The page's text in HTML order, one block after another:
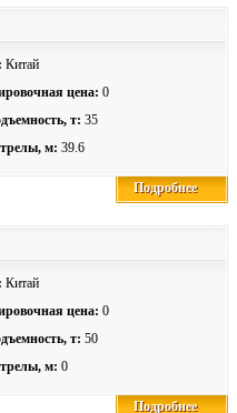
Китай
цена: 0
т: 35
м: 39.6
Подробнее
Подробнее
Китай
цена: 0
т: 50
м: 0
Подробнее
Подробнее